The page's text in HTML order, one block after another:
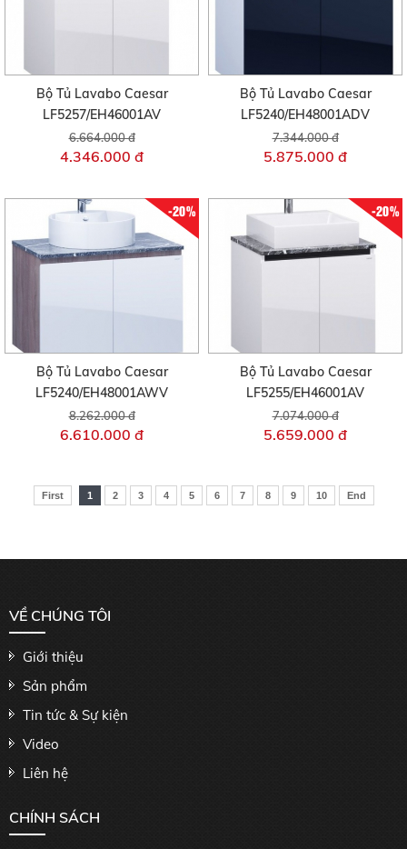
Bộ Tủ Lavabo Caesar
LF5257/EH46001AV
6.664.000 đ
4.346.000 đ
Bộ Tủ Lavabo Caesar
LF5240/EH48001ADV
7.344.000 đ
5.875.000 đ
-20%
Bộ Tủ Lavabo Caesar
LF5240/EH48001AWV
8.262.000 đ
6.610.000 đ
-20%
Bộ Tủ Lavabo Caesar
LF5255/EH46001AV
7.074.000 đ
5.659.000 đ
First 1 2 3 4 5 6 7 8 9 10 End
VỀ CHÚNG TÔI
Giới thiệu
Sản phẩm
Tin tức & Sự kiện
Video
Liên hệ
CHÍNH SÁCH